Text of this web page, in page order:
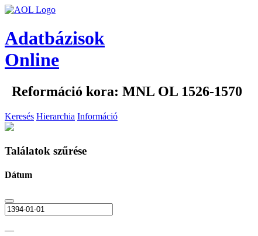
Adatbázisok
Online
Reformáció kora: MNL OL 1526-1570
Keresés Hierarchia Információ
Találatok szűrése
Dátum
—